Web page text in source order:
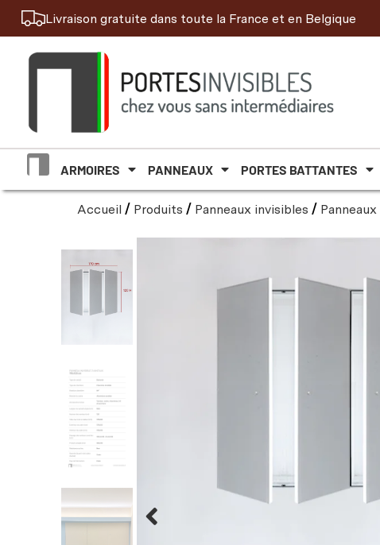
Livraison gratuite dans toute la France et en Belgique
ARMOIRES PANNEAUX PORTES BATTANTES
Accueil / Produits / Panneaux invisibles /